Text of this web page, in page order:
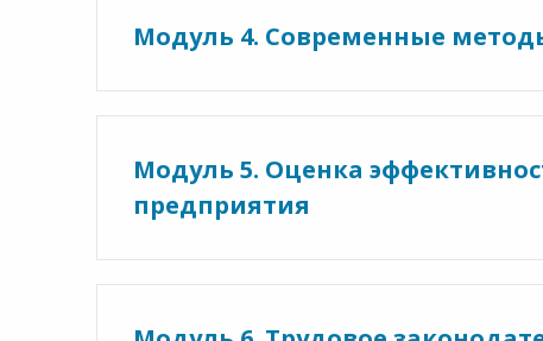
Модуль 4. Современные
Модуль 5. Оценка
предприятия